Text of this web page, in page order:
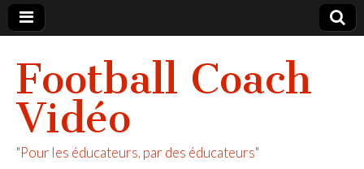
Football Coach
Vidéo
"Pour les éducateurs, par des éducateurs"